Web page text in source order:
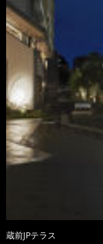
蔵前JPテラス